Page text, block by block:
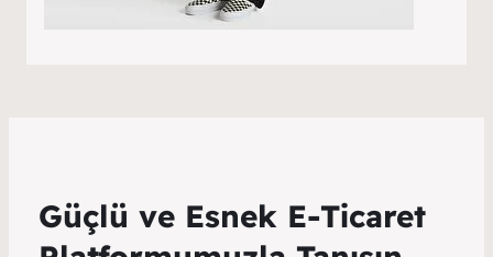
​Güçlü ve Esnek E-Ticaret